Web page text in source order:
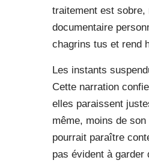
traitement est sobre,
documentaire
chagrins tus et rend
Les instants
Cette narration
elles paraissent
même, moins de
pourrait paraître
pas évident à garder